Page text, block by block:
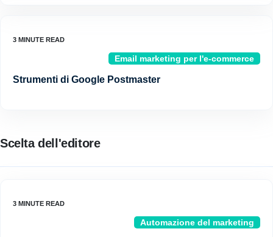
Email marketing per l'e-commerce
Strumenti di Google Postmaster
Scelta dell'editore
Automazione del marketing